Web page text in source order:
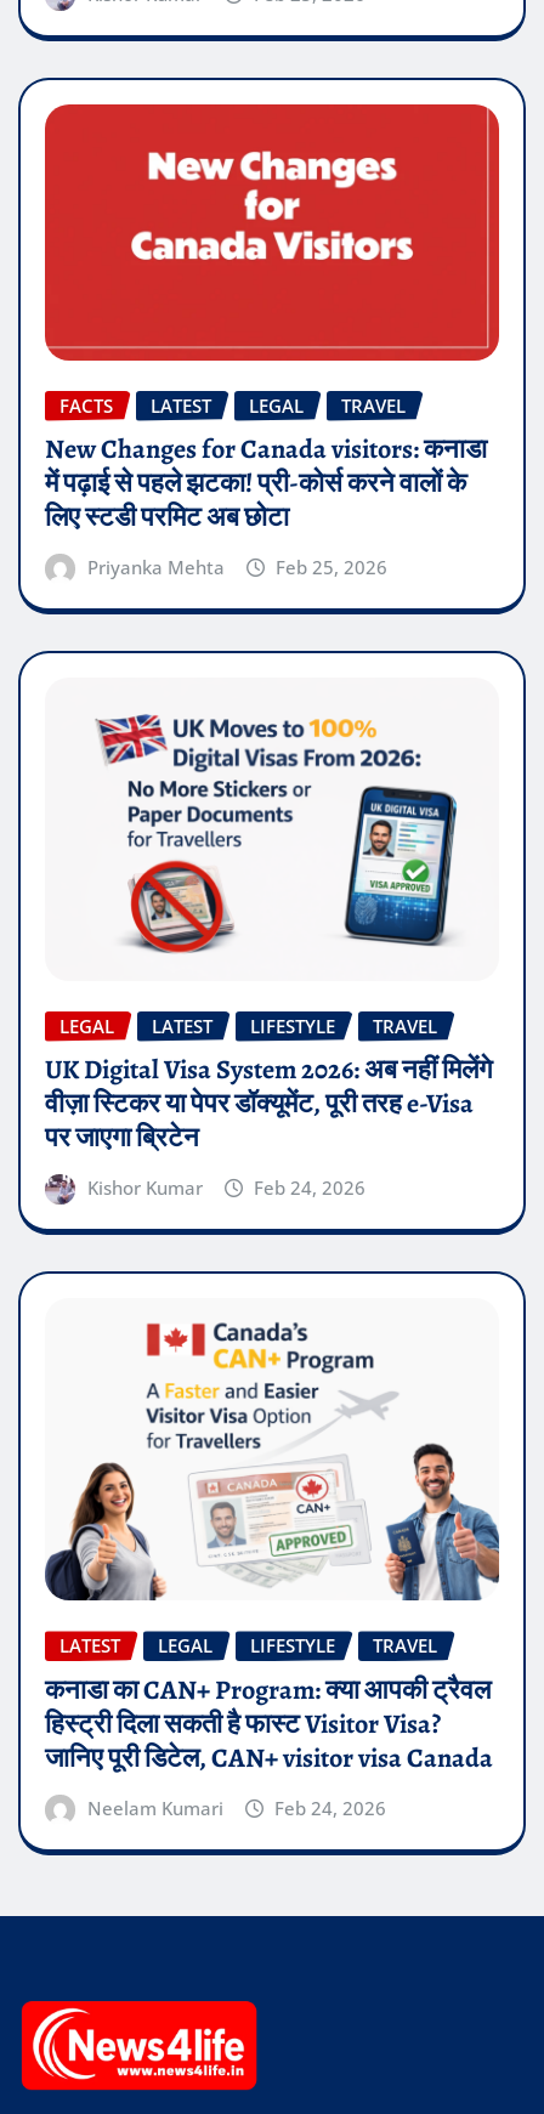
FACTS LATEST LEGAL TRAVEL
New Changes for Canada visitors: कनाडा
में पढ़ाई से पहले झटका! प्री-कोर्स करने वालों के
लिए स्टडी परमिट अब छोटा
Priyanka Mehta Feb 25, 2026
LEGAL LATEST LIFESTYLE TRAVEL
UK Digital Visa System 2026: अब नहीं मिलेंगे
वीज़ा स्टिकर या पेपर डॉक्यूमेंट, पूरी तरह e-Visa
पर जाएगा ब्रिटेन
Kishor Kumar Feb 24, 2026
LATEST LEGAL LIFESTYLE TRAVEL
कनाडा का CAN+ Program: क्या आपकी ट्रैवल
हिस्ट्री दिला सकती है फास्ट Visitor Visa?
जानिए पूरी डिटेल, CAN+ visitor visa Canada
Neelam Kumari Feb 24, 2026